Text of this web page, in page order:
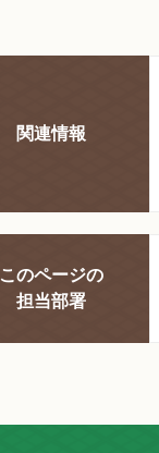
関連情報
このページの
担当部署